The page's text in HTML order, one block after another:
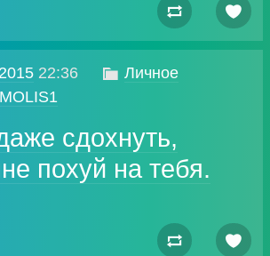
 
22:36  Личное
сдохнуть,
похуй на тебя.
 